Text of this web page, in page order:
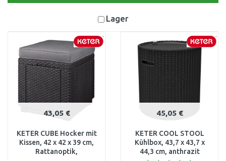
Lager
43,05 €
KETER CUBE Hocker mit
Kissen, 42 x 42 x 39 cm,
Rattanoptik,
45,05 €
KETER COOL STOOL
Kühlbox, 43,7 x 43,7 x
44,3 cm, anthrazit